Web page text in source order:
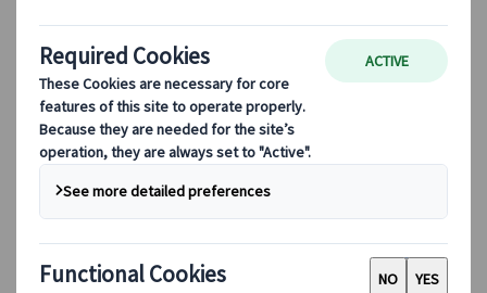
Blog
Consigli di viaggio per ogni stagione
Attrazioni principali
Approfondimenti culturali
Esperienze culinarie
Alla scoperta del Giappone in treno
Domande frequenti
Informazioni essenziali
Regole di etichetta
Guidare in Giappone
Prenotare con noi
Japan Rail Pass
Strutture ricettive
Consulenza online